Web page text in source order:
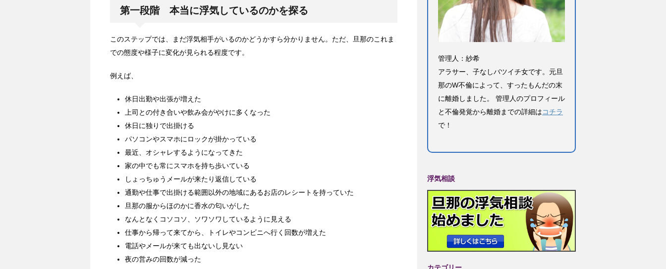
第一段階 本当に浮気しているのかを探る
このステップでは、まだ浮気相手がいるのかどうかすら分かりません。ただ、旦那のこれま
での態度や様子に変化が見られる程度です。
例えば、
休日出勤や出張が増えた
上司との付き合いや飲み会がやけに多くなった
休日に独りで出掛ける
パソコンやスマホにロックが掛かっている
最近、オシャレするようになってきた
家の中でも常にスマホを持ち歩いている
しょっちゅうメールが来たり返信している
通勤や仕事で出掛ける範囲以外の地域にあるお店のレシートを持っていた
旦那の服からほのかに香水の匂いがした
なんとなくコソコソ、ソワソワしているように見える
仕事から帰って来てから、トイレやコンビニへ行く回数が増えた
電話やメールが来ても出ないし見ない
夜の営みの回数が減った
管理人：紗希
アラサー、子なしバツイチ女です。元旦
那のW不倫によって、すったもんだの末
に離婚しました。 管理人のプロフィール
と不倫発覚から離婚までの詳細はコチラ
で！
浮気相談